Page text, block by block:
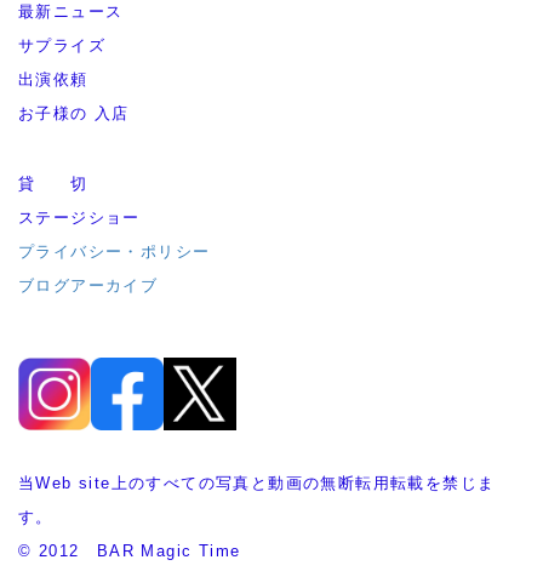
最新ニュース
サプライズ
出演依頼
お子様の 入店
貸 切
ステージショー
プライバシー・ポリシー
ブログアーカイブ
当Web site上のすべての写真と動画の無断転用転載を禁じま
す。
© 2012 BAR Magic Time